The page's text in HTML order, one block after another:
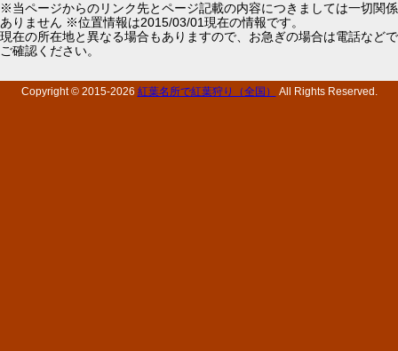
※当ページからのリンク先とページ記載の内容につきましては一切関係
ありません ※位置情報は2015/03/01現在の情報です。
現在の所在地と異なる場合もありますので、お急ぎの場合は電話などで
ご確認ください。
Copyright © 2015-2026 紅葉名所で紅葉狩り（全国） All Rights Reserved.